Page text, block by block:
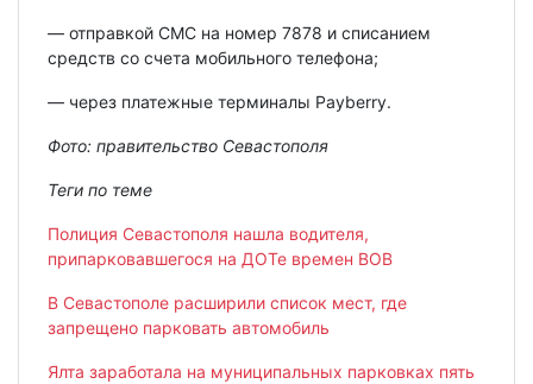
— отправкой СМС на номер 7878 и списанием
средств со счета мобильного телефона;
— через платежные терминалы Payberry.
Фото: правительство Севастополя
Теги по теме
Полиция Севастополя нашла водителя,
припарковавшегося на ДОТе времен ВОВ
В Севастополе расширили список мест, где
запрещено парковать автомобиль
Ялта заработала на муниципальных парковках пять